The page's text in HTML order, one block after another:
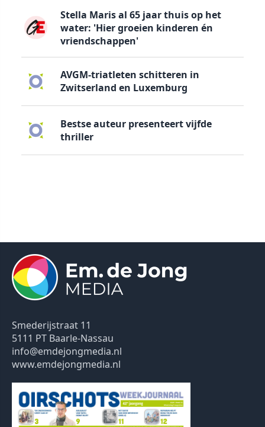
Stella Maris al 65 jaar thuis op het
water: 'Hier groeien kinderen én
vriendschappen'
AVGM-triatleten schitteren in
Zwitserland en Luxemburg
Bestse auteur presenteert vijfde
thriller
Smederijstraat 11
5111 PT Baarle-Nassau
info@emdejongmedia.nl
www.emdejongmedia.nl